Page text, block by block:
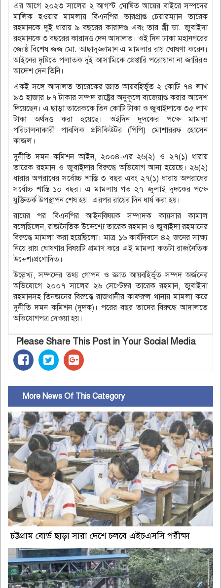
এর আগে ২০২৩ সালের ২ আগস্ট ঘোষিত আয়ের বাইরে সম্পদের
মালিক হওয়ার মামলায় বিএনপির ভারপ্রাপ্ত চেয়ারম্যান তারেক
রহমানকে দুই ধারায় ৯ বছরের কারাদণ্ড এবং তার স্ত্রী ডা. জুবাইদা
রহমানকে ৩ বছরের কারাদণ্ড দেন আদালত। ওই দিন ঢাকা মহানগরের
জ্যেষ্ঠ বিশেষ জজ মো. আছাদুজ্জামান এ মামলার রায় ঘোষণা করেন।
আইনের দৃষ্টিতে পলাতক দুই আসামিকে গ্রেপ্তারি পরোয়ানা না জারিরও
আদেশ দেন তিনি।
একই সঙ্গে আদালত তারেকের জ্ঞাত আয়বহির্ভূত ২ কোটি ৭৪ লাখ
৯৩ হাজার ৮৭ টাকার সম্পদ রাষ্ট্রের অনুকূলে বাজেয়াপ্ত করার আদেশ
দিয়েছেন। এ ছাড়া তারেককে তিন কোটি টাকা ও জুবাইদাকে ৩৫ লাখ
টাকা অর্থদণ্ড করা হয়েছে। ওইদিন দুদকের পক্ষে মামলা
পরিচালনাকারী পাবলিক প্রসিকিউটর (পিপি) মোশাররফ হোসেন
কাজল।
দুর্নীতি দমন কমিশন আইন, ২০০৪-এর ২৬(২) ও ২৭(১) ধারায়
তারেক রহমান ও জুবাইদার বিরুদ্ধে অভিযোগ আনা হয়েছে। ২৬(২)
ধারার অপরাধের সর্বোচ্চ শাস্তি ৩ বছর এবং ২৭(১) ধারায় অপরাধের
সর্বোচ্চ শাস্তি ১০ বছর। এ মামলায় গত ২৭ জুলাই দুদকের পক্ষে
যুক্তিতর্ক উপস্থাপন শেষ হয়। এরপর রায়ের দিন ধার্য করা হয়।
রায়ের পর বিএনপির আইনবিষয়ক সম্পাদক কায়সার কামাল
বলেছিলেন, রাজনৈতিক উদ্দেশ্যে তারেক রহমান ও জুবাইদা রহমানের
বিরুদ্ধে মামলা করা হয়েছিলো। মাত্র ১৬ কার্যদিবসে ৪২ জনের সাক্ষ্য
নিয়ে রায় ঘোষণার বিষয়টি প্রমাণ করে এই মামলা কতটা রাজনৈতিক
উদ্দেশ্যপ্রণোদিত।
উল্লেখ্য, সম্পদের তথ্য গোপন ও জ্ঞাত আয়বহির্ভূত সম্পদ অর্জনের
অভিযোগে ২০০৭ সালের ২৬ সেপ্টেম্বর তারেক রহমান, জুবাইদা
রহমানসহ তিনজনের বিরুদ্ধে রাজধানীর কাফরুল থানায় মামলা করে
দুর্নীতি দমন কমিশন (দুদক)। পরের বছর তাদের বিরুদ্ধে আদালতে
অভিযোগপত্র দেওয়া হয়।
Please Share This Post in Your Social Media
More News Of This Category
চট্টগ্রাম বোর্ড ছাড়া সারা দেশে চলবে এইচএসসি পরীক্ষা